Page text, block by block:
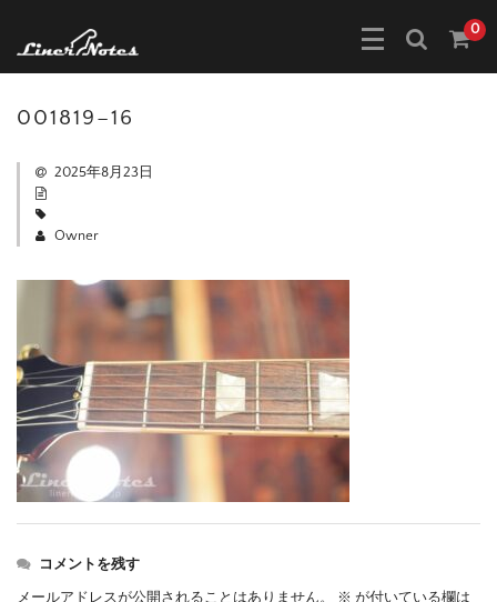
0
001819–16
2025年8月23日
Owner
コメントを残す
メールアドレスが公開されることはありません。 ※ が付いている欄は